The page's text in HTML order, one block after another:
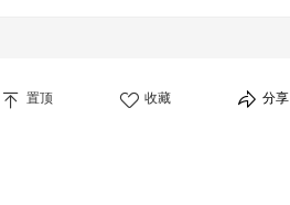
置顶 收藏 分享